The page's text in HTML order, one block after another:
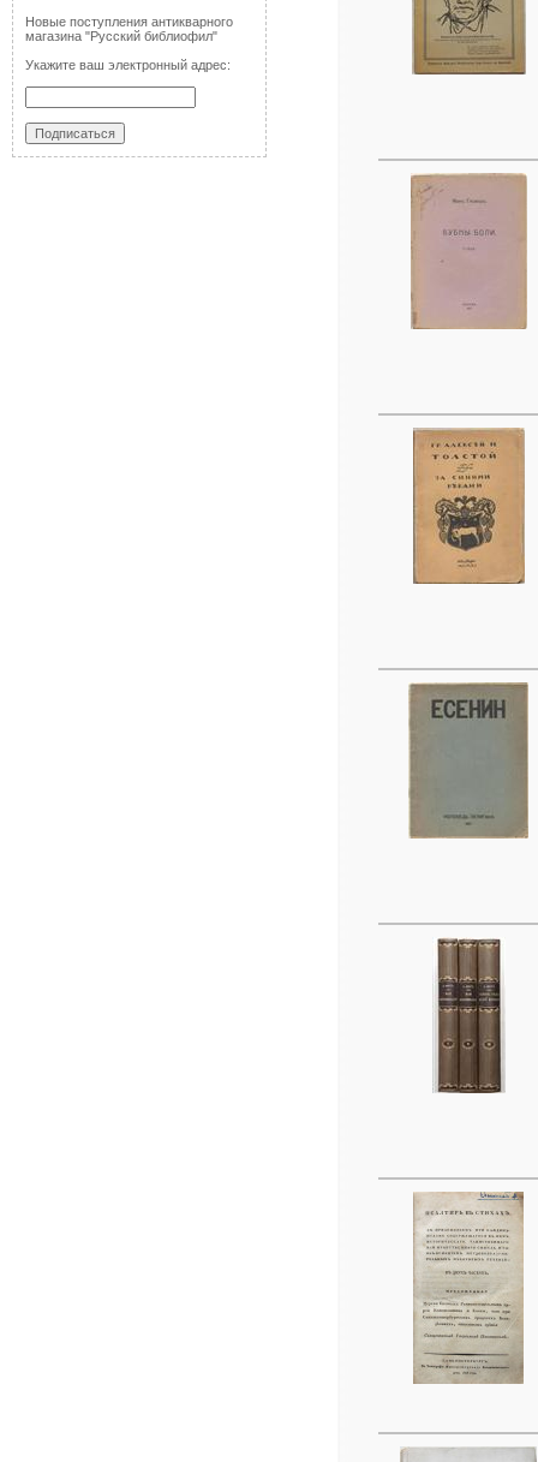
Новые поступления антикварного
магазина "Русский библиофил"
Укажите ваш электронный адрес: